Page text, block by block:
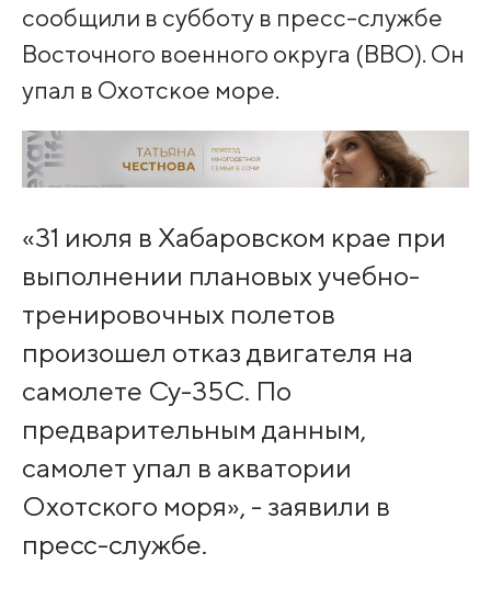
сообщили в субботу в пресс-службе
Восточного военного округа (ВВО). Он
упал в Охотское море.
«31 июля в Хабаровском крае при
выполнении плановых учебно-
тренировочных полетов
произошел отказ двигателя на
самолете Су-35С. По
предварительным данным,
самолет упал в акватории
Охотского моря», - заявили в
пресс-службе.